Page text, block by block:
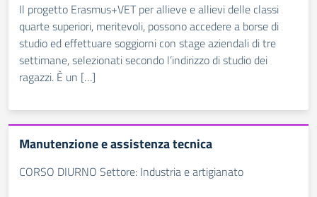
Il progetto Erasmus+VET per allieve e allievi delle classi
quarte superiori, meritevoli, possono accedere a borse di
studio ed effettuare soggiorni con stage aziendali di tre
settimane, selezionati secondo l’indirizzo di studio dei
ragazzi. È un […]
Manutenzione e assistenza tecnica
CORSO DIURNO Settore: Industria e artigianato